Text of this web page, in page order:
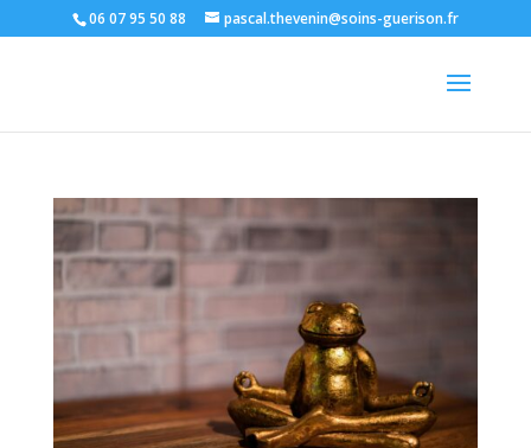
06 07 95 50 88 pascal.thevenin@soins-guerison.fr